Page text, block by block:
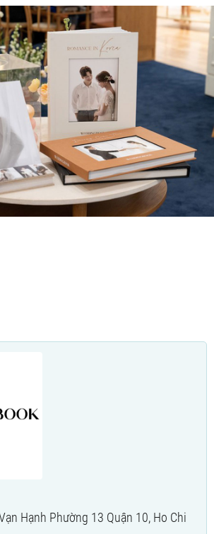
Hạnh Phường 13 Quận 10, Ho Chi